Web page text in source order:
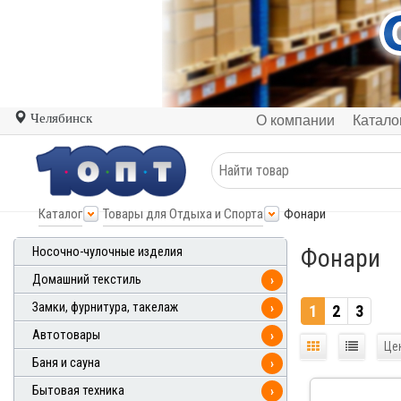
Челябинск О компании
Каталог Товары для Отдыха и Спорта Фонари
Носочно-чулочные изделия
Домашний текстиль
›
Замки, фурнитура, такелаж
›
Автотовары
›
Баня и сауна
›
Бытовая техника
›
Фонари
1 2 3